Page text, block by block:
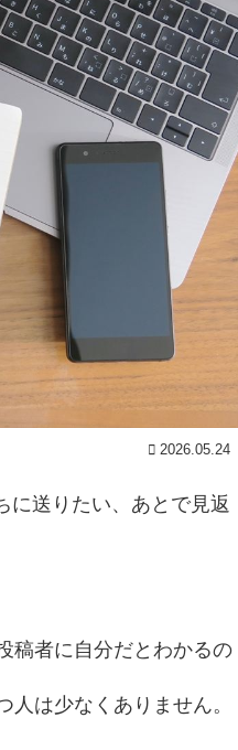
2026.05.24
に送りたい、あとで見返
稿者に自分だとわかるの
は少なくありません。